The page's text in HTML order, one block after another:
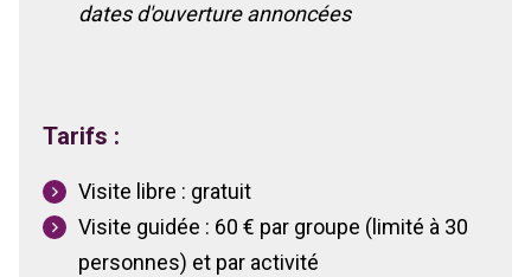
dates d'ouverture annoncées
Tarifs :
Visite libre : gratuit
Visite guidée : 60 € par groupe (limité à 30
personnes) et par activité